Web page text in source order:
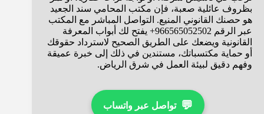
بظروف عائلية صعبة، فإن مكتب المحامي سند الجعيد
هو حصنك القانوني المنيع. التواصل المباشر مع المكتب
عبر الرقم 966565052502+ يفتح لك أبواب المعرفة
القانونية ويضعك على الطريق الصحيح لاسترداد حقوقك
أو حماية مكتسباتك، مستندين في ذلك إلى خبرة عميقة
وفهم دقيق لبيئة العمل في شرق الرياض.
💬 تواصل عبر واتساب